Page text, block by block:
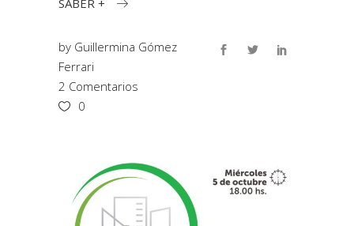
by Guillermina Gómez
Ferrari
2 Comentarios
0